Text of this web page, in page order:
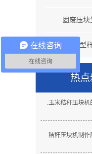
固废压
成型
热点
.玉米秸秆压块机
.秸秆压块机制作
在线咨询
在线咨询